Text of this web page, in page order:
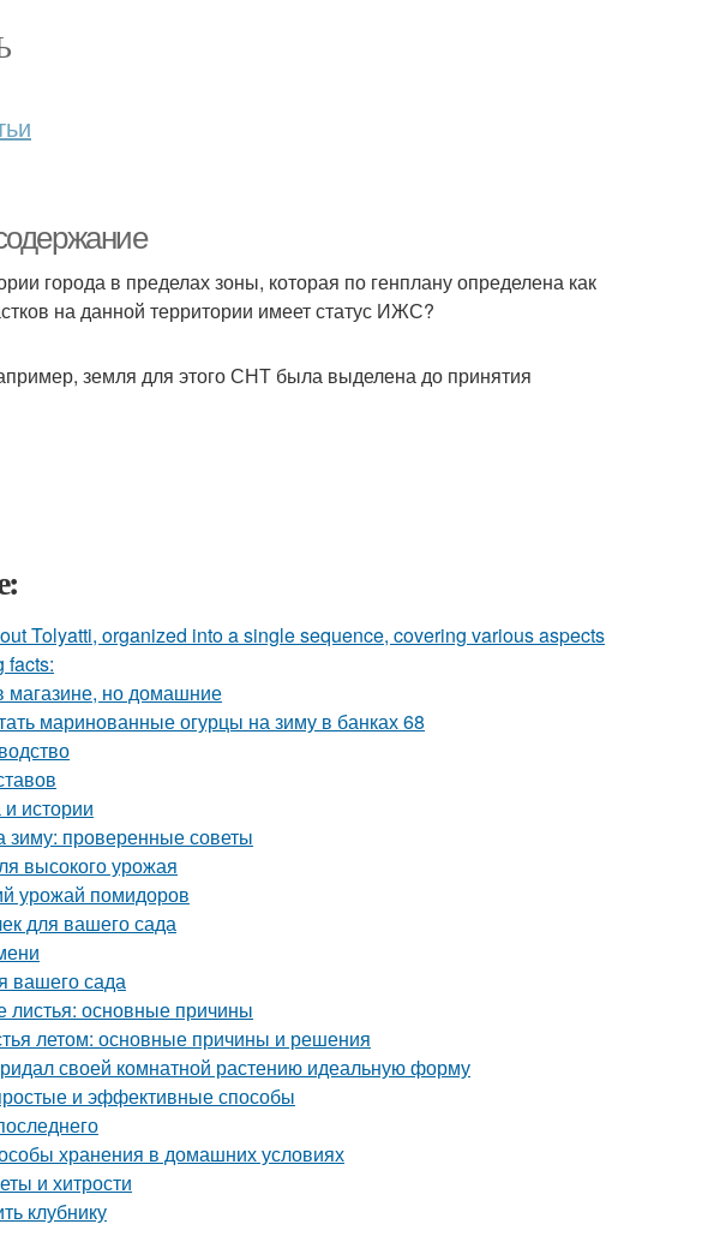
города в пределах зоны, которая по генплану определена как
на данной территории имеет статус ИЖС?
земля для этого СНТ была выделена до принятия
Tolyatti, organized into a single sequence, covering various aspects
facts:
магазине, но домашние
маринованные огурцы на зиму в банках 68
истории
зиму: проверенные советы
высокого урожая
урожай помидоров
для вашего сада
вашего сада
основные причины
летом: основные причины и решения
своей комнатной растению идеальную форму
и эффективные способы
хранения в домашних условиях
и хитрости
клубнику